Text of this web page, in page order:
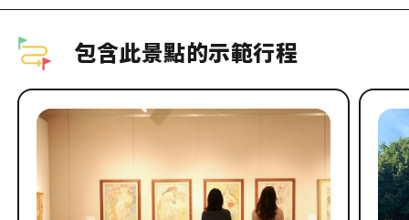
包含此景點的示範行程